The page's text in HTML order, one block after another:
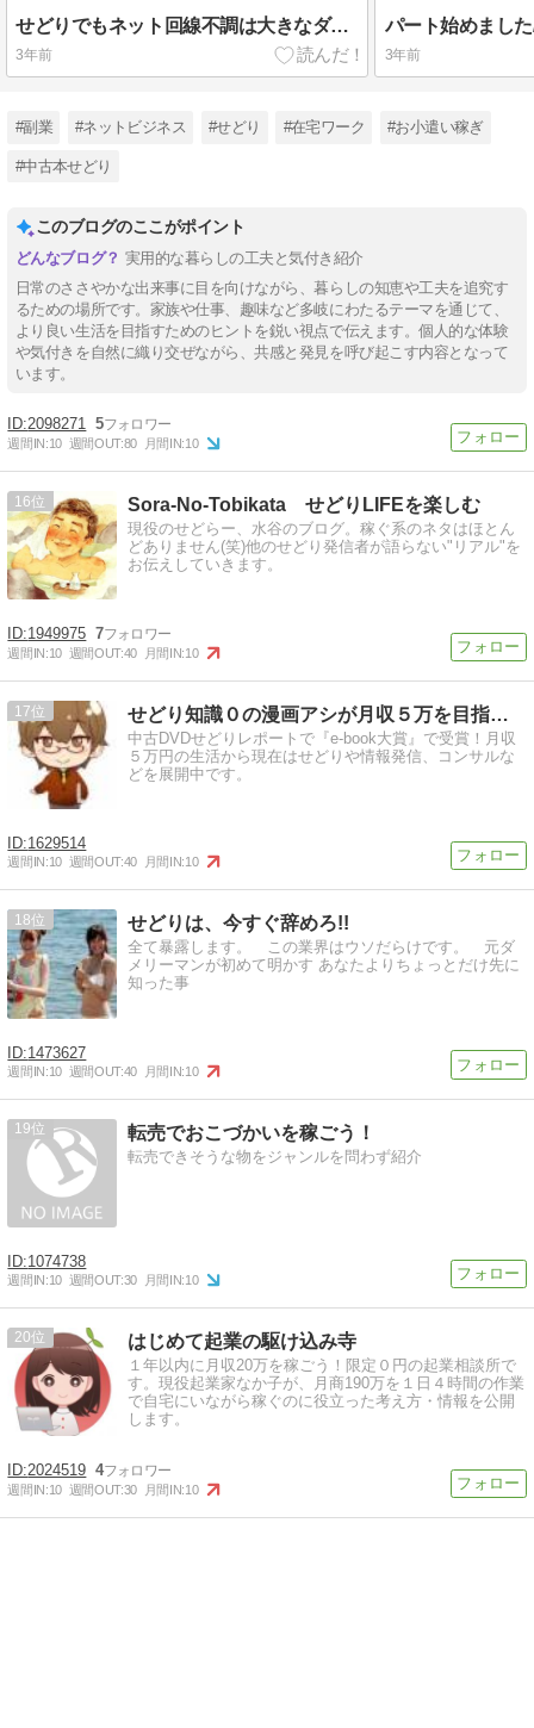
せどりでもネット回線不調は大きなダメージ！
3年前 3年前
#副業 #ネットビジネス #せどり #在宅ワーク #お小遣い稼ぎ
#中古本せどり
このブログのここがポイント
実用的な暮らしの工夫と気付き紹介
日常のささやかな出来事に目を向けながら、暮らしの知恵や工夫を追究す
るための場所です。家族や仕事、趣味など多岐にわたるテーマを通じて、
より良い生活を目指すためのヒントを鋭い視点で伝えます。個人的な体験
や気付きを自然に織り交ぜながら、共感と発見を呼び起こす内容となって
います。
2098271 5
週間IN:10 週間OUT:80 月間IN:10
16 Sora-No-Tobikata せどりLIFEを楽しむ
現役のせどらー、水谷のブログ。稼ぐ系のネタはほとん
どありません(笑)他のせどり発信者が語らない"リアル"を
お伝えしていきます。
1949975 7
週間IN:10 週間OUT:40 月間IN:10
17 せどり知識０の漫画アシが月収５万を目指す！
中古DVDせどりレポートで『e-book大賞』で受賞！月収
５万円の生活から現在はせどりや情報発信、コンサルな
どを展開中です。
1629514
週間IN:10 週間OUT:40 月間IN:10
18 せどりは、今すぐ辞めろ!!
全て暴露します。 この業界はウソだらけです。 元ダ
メリーマンが初めて明かす あなたよりちょっとだけ先に
知った事
1473627
週間IN:10 週間OUT:40 月間IN:10
19 転売でおこづかいを稼ごう！
転売できそうな物をジャンルを問わず紹介
1074738
週間IN:10 週間OUT:30 月間IN:10
20 はじめて起業の駆け込み寺
１年以内に月収20万を稼ごう！限定０円の起業相談所で
す。現役起業家なか子が、月商190万を１日４時間の作業
で自宅にいながら稼ぐのに役立った考え方・情報を公開
します。
2024519 4
週間IN:10 週間OUT:30 月間IN:10